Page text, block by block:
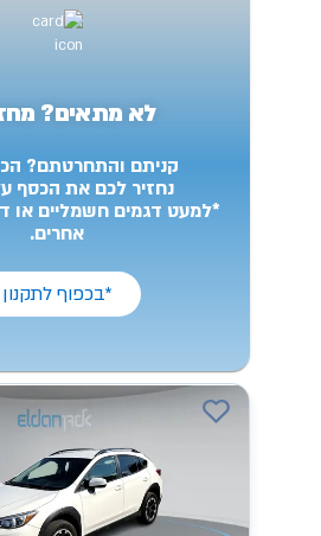
לא מתאים?
קניתם והתחרטתם?
נחזיר לכם את הכסף
*למעט דגמים חשמליים או
אחרים.
*בכפוף לתקנון